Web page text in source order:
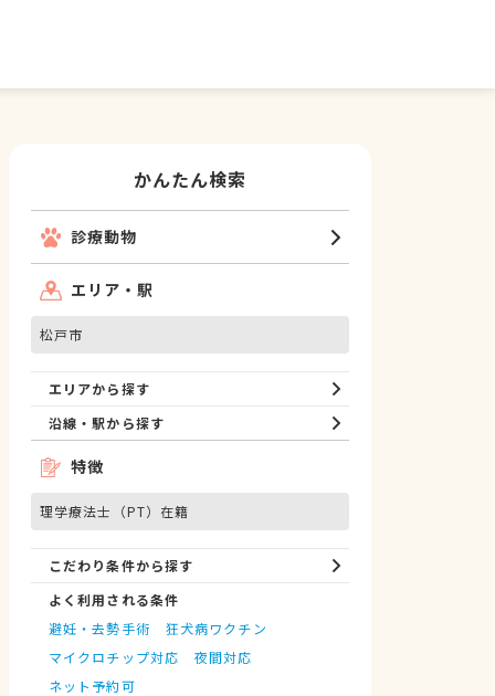
かんたん検索
診療動物
エリア・駅
松戸市
エリアから探す
沿線・駅から探す
特徴
理学療法士（PT）在籍
こだわり条件から探す
よく利用される条件
避妊・去勢手術
狂犬病ワクチン
マイクロチップ対応
夜間対応
ネット予約可